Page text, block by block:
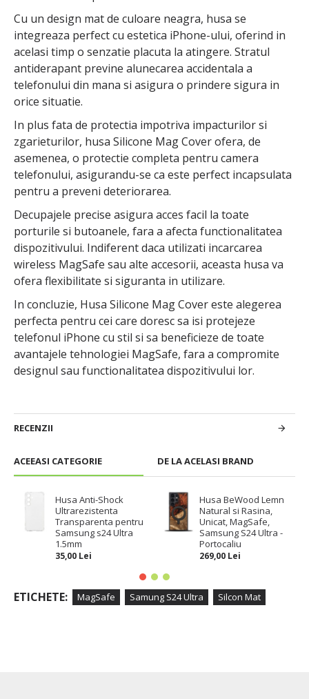
ACEEASI CATEGORIE DE LA ACELASI BRAND
Husa Anti-Shock
Ultrarezistenta
Transparenta pentru
Samsung s24 Ultra
1.5mm
35,00 Lei
Husa BeWood Lemn
Natural si Rasina,
Unicat, MagSafe,
Samsung S24 Ultra -
Portocaliu
269,00 Lei
Cu un design mat de culoare neagra, husa se
integreaza perfect cu estetica iPhone-ului, oferind in
acelasi timp o senzatie placuta la atingere. Stratul
antiderapant previne alunecarea accidentala a
telefonului din mana si asigura o prindere sigura in
orice situatie.
In plus fata de protectia impotriva impacturilor si
zgarieturilor, husa Silicone Mag Cover ofera, de
asemenea, o protectie completa pentru camera
telefonului, asigurandu-se ca este perfect incapsulata
pentru a preveni deteriorarea.
Decupajele precise asigura acces facil la toate
porturile si butoanele, fara a afecta functionalitatea
dispozitivului. Indiferent daca utilizati incarcarea
wireless MagSafe sau alte accesorii, aceasta husa va
ofera flexibilitate si siguranta in utilizare.
In concluzie, Husa Silicone Mag Cover este alegerea
perfecta pentru cei care doresc sa isi protejeze
telefonul iPhone cu stil si sa beneficieze de toate
avantajele tehnologiei MagSafe, fara a compromite
designul sau functionalitatea dispozitivului lor.
RECENZII
ETICHETE: MagSafe Samung S24 Ultra Silcon Mat